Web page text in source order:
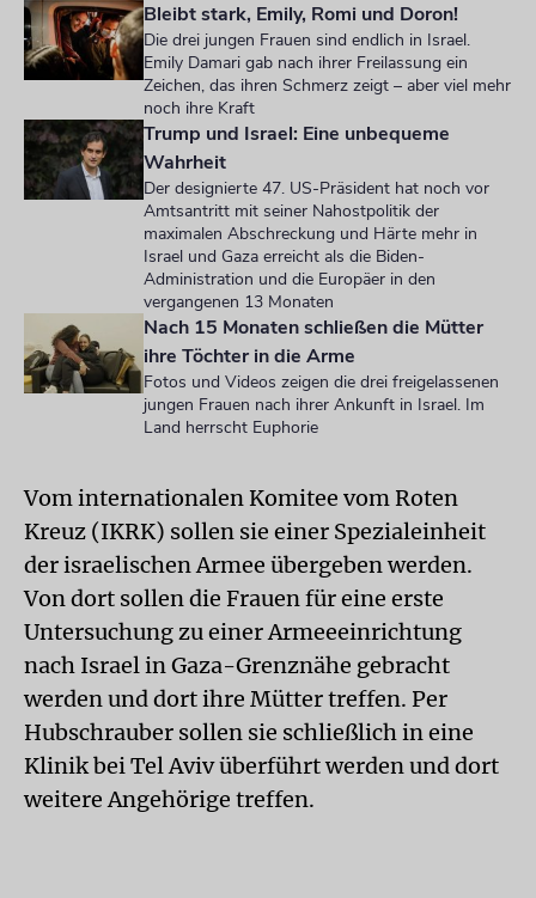
Bleibt stark, Emily, Romi und Doron!
Die drei jungen Frauen sind endlich in Israel.
Emily Damari gab nach ihrer Freilassung ein
Zeichen, das ihren Schmerz zeigt – aber viel mehr
noch ihre Kraft
Trump und Israel: Eine unbequeme
Wahrheit
Der designierte 47. US-Präsident hat noch vor
Amtsantritt mit seiner Nahostpolitik der
maximalen Abschreckung und Härte mehr in
Israel und Gaza erreicht als die Biden-
Administration und die Europäer in den
vergangenen 13 Monaten
Nach 15 Monaten schließen die Mütter
ihre Töchter in die Arme
Fotos und Videos zeigen die drei freigelassenen
jungen Frauen nach ihrer Ankunft in Israel. Im
Land herrscht Euphorie
Vom internationalen Komitee vom Roten
Kreuz (IKRK) sollen sie einer Spezialeinheit
der israelischen Armee übergeben werden.
Von dort sollen die Frauen für eine erste
Untersuchung zu einer Armeeeinrichtung
nach Israel in Gaza-Grenznähe gebracht
werden und dort ihre Mütter treffen. Per
Hubschrauber sollen sie schließlich in eine
Klinik bei Tel Aviv überführt werden und dort
weitere Angehörige treffen.